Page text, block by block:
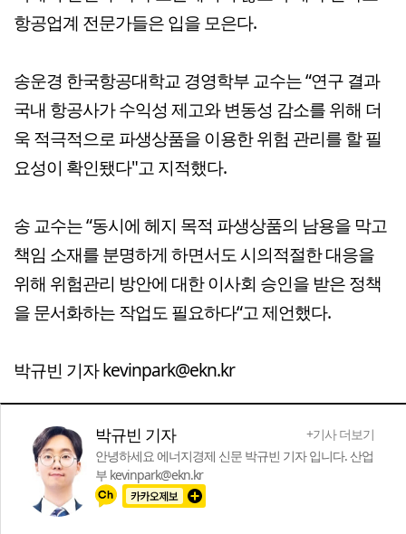
항공업계 전문가들은 입을 모은다.
송운경 한국항공대학교 경영학부 교수는 “연구 결과
국내 항공사가 수익성 제고와 변동성 감소를 위해 더
욱 적극적으로 파생상품을 이용한 위험 관리를 할 필
요성이 확인됐다"고 지적했다.
송 교수는 “동시에 헤지 목적 파생상품의 남용을 막고
책임 소재를 분명하게 하면서도 시의적절한 대응을
위해 위험관리 방안에 대한 이사회 승인을 받은 정책
을 문서화하는 작업도 필요하다“고 제언했다.
박규빈 기자 kevinpark@ekn.kr
박규빈 기자
+기사 더보기
안녕하세요 에너지경제 신문 박규빈 기자 입니다. 산업
부 kevinpark@ekn.kr